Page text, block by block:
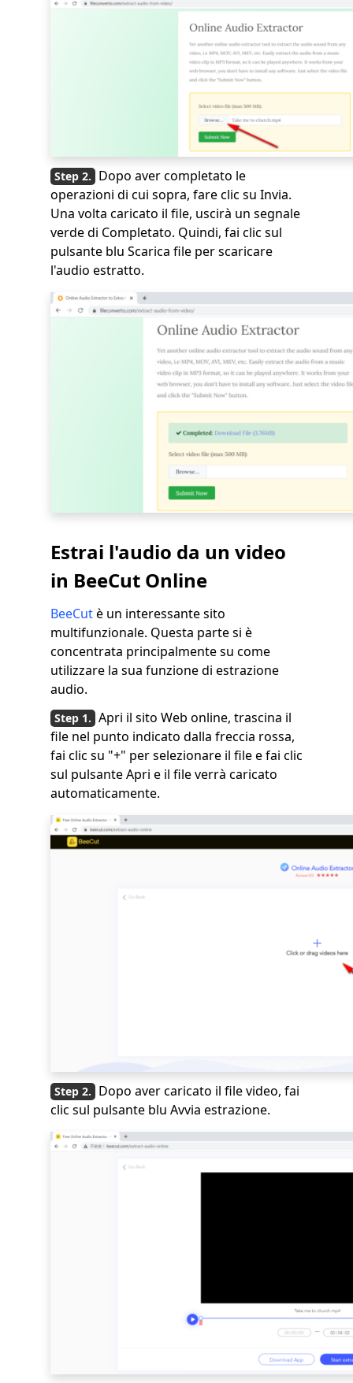
Dopo aver completato le
operazioni di cui sopra, fare clic su Invia.
Una volta caricato il file, uscirà un segnale
verde di Completato. Quindi, fai clic sul
pulsante blu Scarica file per scaricare
l'audio estratto.
Estrai l'audio da un video
in BeeCut Online
BeeCutè un interessante sito
multifunzionale. Questa parte si è
concentrata principalmente su come
utilizzare la sua funzione di estrazione
audio.
Apri il sito Web online, trascina il
file nel punto indicato dalla freccia rossa,
fai clic su "+" per selezionare il file e fai clic
sul pulsante Apri e il file verrà caricato
automaticamente.
Dopo aver caricato il file video, fai
clic sul pulsante blu Avvia estrazione.